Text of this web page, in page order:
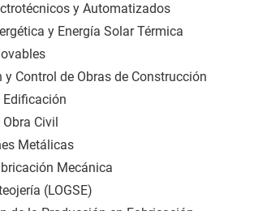
y Automatizados
y Energía Solar Térmica
y Control de Obras de Construcción
Edificación
Civil
Metálicas
Mecánica
(LOGSE)